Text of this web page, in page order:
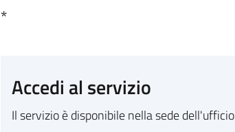
*
Accedi al servizio
Il servizio è disponibile nella sede dell'ufficio